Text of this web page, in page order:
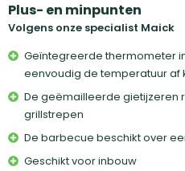
Plus- en minpunten
Volgens onze specialist Maick
Geïntegreerde thermometer
eenvoudig de temperatuur af
De geëmailleerde gietijzeren
grillstrepen
De barbecue beschikt over
Geschikt voor inbouw